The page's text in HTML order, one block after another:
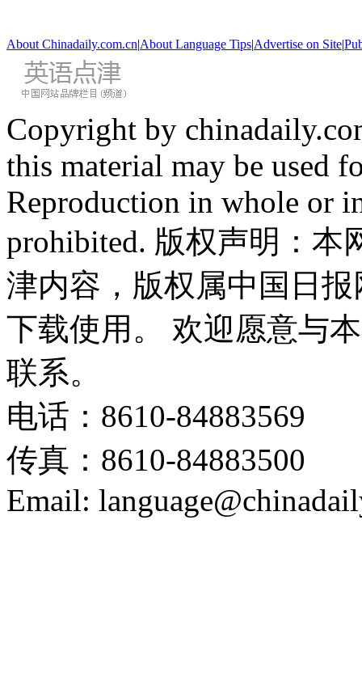
About Chinadaily.com.cn|About Language Tips|Advertise on Site|
Copyright by
this material may be used
Reproduction in whole or
prohibited. 版权声明：
津内容，版权属中国日
下载使用。 欢迎愿意与
联系。
电话：8610-84883569
传真：8610-84883500
Email: